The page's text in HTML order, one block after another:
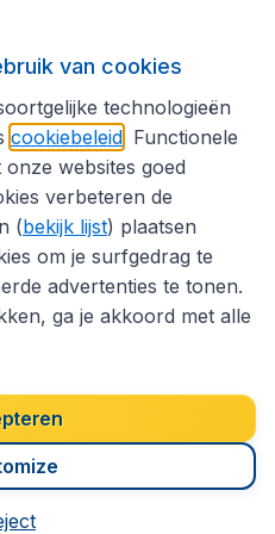
© 2026
van cookies
technologieën
cookiebeleid . Functionele
websites goed
verbeteren de
(bekijk lijst) plaatsen
om je surfgedrag te
advertenties te tonen.
ga je akkoord met alle